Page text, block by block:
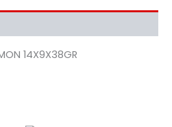
14X9X38GR